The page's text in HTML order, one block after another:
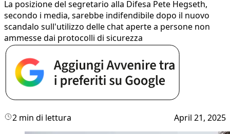
La posizione del segretario alla Difesa Pete Hegseth,
secondo i media, sarebbe indifendibile dopo il nuovo
scandalo sull'utilizzo delle chat aperte a persone non
ammesse dai protocolli di sicurezza
2 min di lettura April 21, 2025